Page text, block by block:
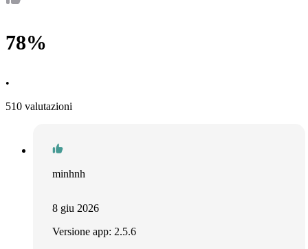
78%
•
510 valutazioni
minhnh
8 giu 2026
Versione app: 2.5.6